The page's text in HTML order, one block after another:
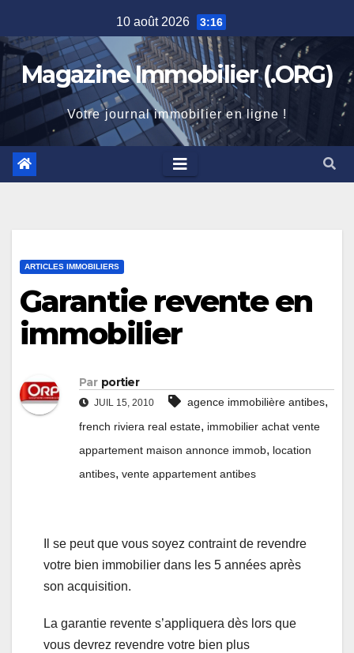
to
content
10 août 2026 3:16
Magazine Immobilier (.ORG)
Votre journal immobilier en ligne !
ARTICLES IMMOBILIERS
Garantie revente en
immobilier
Par portier
JUIL 15, 2010 agence immobilière antibes,
french riviera real estate, immobilier achat vente
appartement maison annonce immob, location
antibes, vente appartement antibes
Il se peut que vous soyez contraint de revendre
votre bien immobilier dans les 5 années après
son acquisition.
La garantie revente s’appliquera dès lors que
vous devrez revendre votre bien plus